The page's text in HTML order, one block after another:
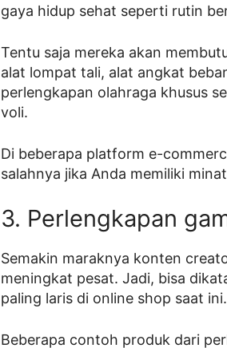
gaya hidup sehat seperti rutin
Tentu saja mereka akan
alat lompat tali, alat angkat
perlengkapan olahraga khusus
voli.
Di beberapa platform e-
salahnya jika Anda memiliki
3. Perlengkapan
Semakin maraknya konten
meningkat pesat. Jadi, bisa
paling laris di online shop saat ini.
Beberapa contoh produk dari